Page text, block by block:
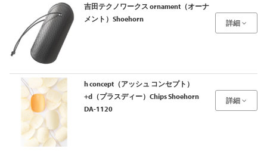
吉田テクノワークス ornament（オーナ
メント）Shoehorn
詳細
h concept（アッシュ コンセプト）
+d（プラスディー）Chips Shoehorn
DA-1120
詳細